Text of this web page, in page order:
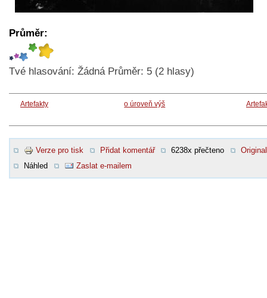
Průměr:
Tvé hlasování: Žádná Průměr: 5 (2 hlasy)
Artefakty o úroveň výš
Verze pro tisk Přidat komentář 6238x přečteno
Original
Náhled
Zaslat e-mailem